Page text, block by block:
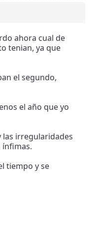
ahora cual de
tenian, ya que
el segundo,
el año que yo
las irregularidades
ínfimas.
tiempo y se